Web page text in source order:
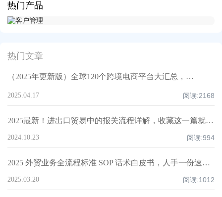
热门产品
热门文章
（2025年更新版）全球120个跨境电商平台大汇总，附入驻要求、注册门槛和适合品类！
2025.04.17 阅读:2168
2025最新！进出口贸易中的报关流程详解，收藏这一篇就够了！
2024.10.23 阅读:994
2025 外贸业务全流程标准 SOP 话术白皮书，人手一份速领！
2025.03.20 阅读:1012